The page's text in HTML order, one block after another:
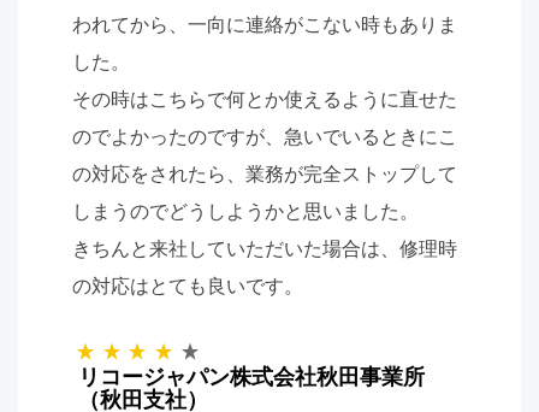
われてから、一向に連絡がこない時もありま
した。
その時はこちらで何とか使えるように直せた
のでよかったのですが、急いでいるときにこ
の対応をされたら、業務が完全ストップして
しまうのでどうしようかと思いました。
きちんと来社していただいた場合は、修理時
の対応はとても良いです。
リコージャパン株式会社秋田事業所
（秋田支社）